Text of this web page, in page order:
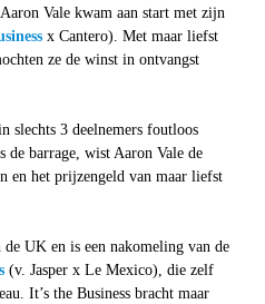
Vale kwam aan start met zijn
x Cantero). Met maar liefst
ze de winst in ontvangst
slechts 3 deelnemers foutloos
de barrage, wist Aaron Vale de
en het prijzengeld van maar liefst
UK en is een nakomeling van de
(v. Jasper x Le Mexico), die zelf
It’s the Business bracht maar